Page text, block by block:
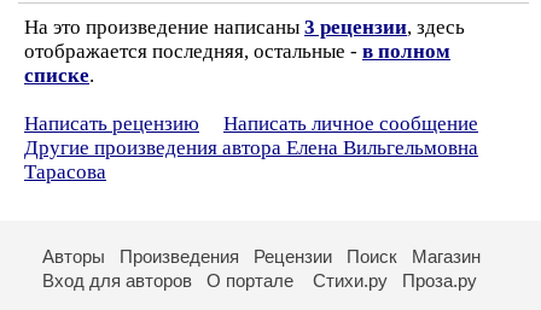
На это произведение написаны 3 рецензии, здесь
отображается последняя, остальные - в полном
списке.
Написать рецензию
Написать личное сообщение
Другие произведения автора Елена Вильгельмовна
Тарасова
Авторы Произведения Рецензии Поиск
Магазин
Вход для авторов
О портале Стихи.ру Проза.ру